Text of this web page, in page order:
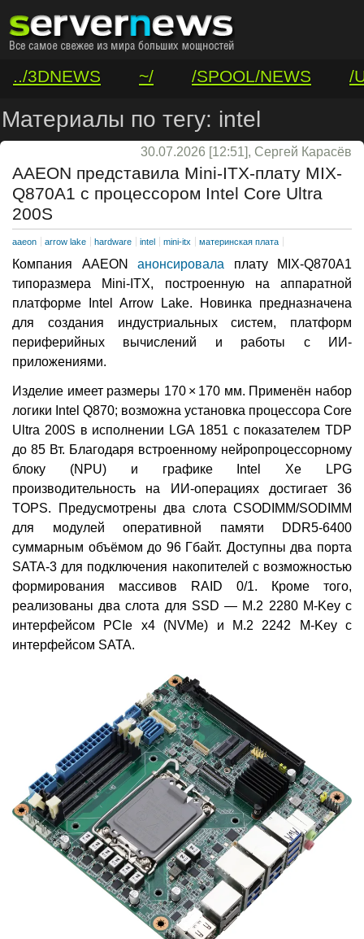
../3DNEWS ~/ /SPOOL/NEWS
/
/VAR/CONTACT
Материалы по тегу: intel
30.07.2026 [12:51], Сергей Карасёв
AAEON представила Mini-ITX-плату MIX-
Q870A1 с процессором Intel Core Ultra
200S
aaeon arrow lake hardware intel mini-itx материнская плата
Компания AAEON анонсировала плату MIX-Q870A1
типоразмера Mini-ITX, построенную на аппаратной
платформе Intel Arrow Lake. Новинка предназначена
для создания индустриальных систем, платформ
периферийных вычислений и работы с ИИ-
приложениями.
Изделие имеет размеры 170 × 170 мм. Применён набор
логики Intel Q870; возможна установка процессора Core
Ultra 200S в исполнении LGA 1851 с показателем TDP
до 85 Вт. Благодаря встроенному нейропроцессорному
блоку (NPU) и графике Intel Xe LPG
производительность на ИИ-операциях достигает 36
TOPS. Предусмотрены два слота CSODIMM/SODIMM
для модулей оперативной памяти DDR5-6400
суммарным объёмом до 96 Гбайт. Доступны два порта
SATA-3 для подключения накопителей с возможностью
формирования массивов RAID 0/1. Кроме того,
реализованы два слота для SSD — M.2 2280 M-Key с
интерфейсом PCIe x4 (NVMe) и M.2 2242 M-Key с
интерфейсом SATA.